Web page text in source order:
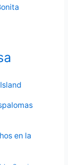
en la